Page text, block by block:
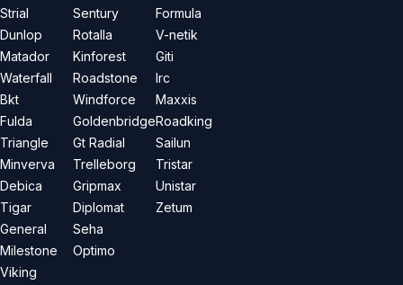
Strial
Dunlop
Matador
Waterfall
Bkt
Fulda
Triangle
Minverva
Debica
Tigar
General
Milestone
Viking
Sentury
Rotalla
Kinforest
Roadstone
Windforce
Goldenbridge
Gt Radial
Trelleborg
Gripmax
Diplomat
Seha
Optimo
Formula
V-netik
Giti
Irc
Maxxis
Roadking
Sailun
Tristar
Unistar
Zetum